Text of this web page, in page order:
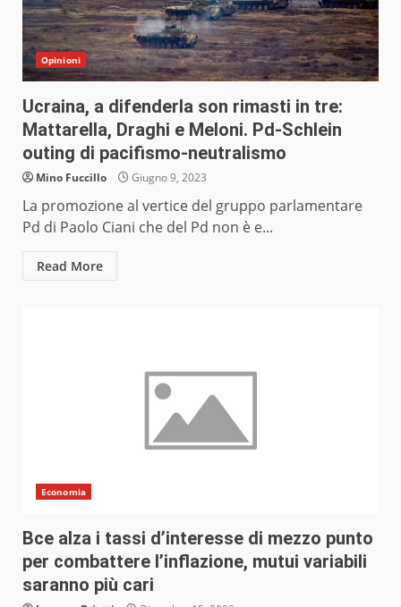
Opinioni
Ucraina, a difenderla son rimasti in tre:
Mattarella, Draghi e Meloni. Pd-Schlein
outing di pacifismo-neutralismo
Mino Fuccillo Giugno 9, 2023
La promozione al vertice del gruppo parlamentare
Pd di Paolo Ciani che del Pd non è e...
Read More
Economia
Bce alza i tassi d’interesse di mezzo punto
per combattere l’inflazione, mutui variabili
saranno più cari